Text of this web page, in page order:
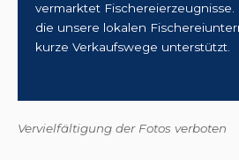
vermarktet Fischereierzeugnisse.
die unsere lokalen
kurze Verkaufswege unterstützt.
Vervielfältigung der Fotos verboten